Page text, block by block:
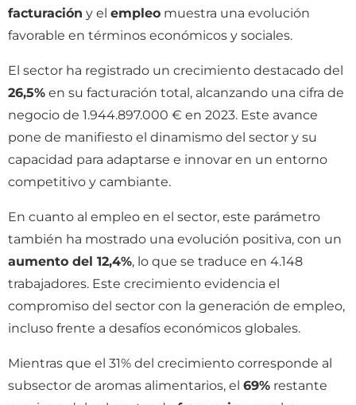
facturación y el empleo muestra una evolución
favorable en términos económicos y sociales.
El sector ha registrado un crecimiento destacado del
26,5% en su facturación total, alcanzando una cifra de
negocio de 1.944.897.000 € en 2023. Este avance
pone de manifiesto el dinamismo del sector y su
capacidad para adaptarse e innovar en un entorno
competitivo y cambiante.
En cuanto al empleo en el sector, este parámetro
también ha mostrado una evolución positiva, con un
aumento del 12,4%, lo que se traduce en 4.148
trabajadores. Este crecimiento evidencia el
compromiso del sector con la generación de empleo,
incluso frente a desafíos económicos globales.
Mientras que el 31% del crecimiento corresponde al
subsector de aromas alimentarios, el 69% restante